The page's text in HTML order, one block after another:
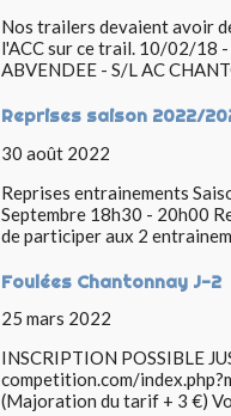
Nos trailers devaient avoir
l'ACC sur ce trail. 10/02/18 -
ABVENDEE - S/L AC
Reprises saison 2022/
30 août 2022
Reprises entrainements
Septembre 18h30 - 20h00
de participer aux 2
Foulées Chantonnay J-2
25 mars 2022
INSCRIPTION POSSIBLE
competition.com/
(Majoration du tarif + 3 €)